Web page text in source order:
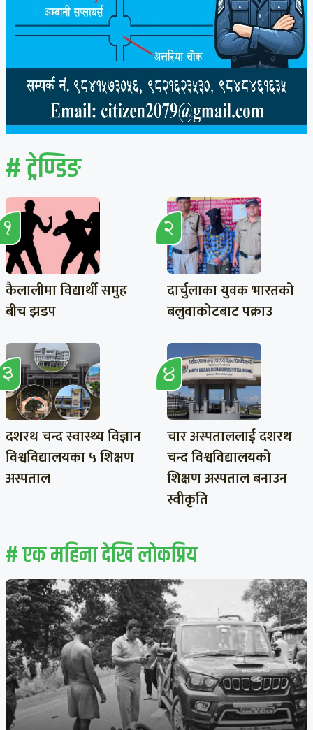
# ट्रेण्डिङ
कैलालीमा विद्यार्थी समुह
बीच झडप
दार्चुलाका युवक भारतको
बलुवाकोटबाट पक्राउ
दशरथ चन्द स्वास्थ्य विज्ञान
विश्वविद्यालयका ५ शिक्षण
अस्पताल
चार अस्पताललाई दशरथ
चन्द विश्वविद्यालयको
शिक्षण अस्पताल बनाउन
स्वीकृति
# एक महिना देखि लाेकप्रिय